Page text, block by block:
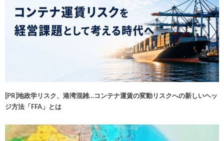
[PR]地政学リスク、港湾混雑…コンテナ運賃の変動リスクへの新しいヘッ
ジ方法「FFA」とは